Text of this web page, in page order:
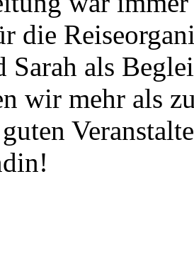
die
Sarah als
wir mehr als